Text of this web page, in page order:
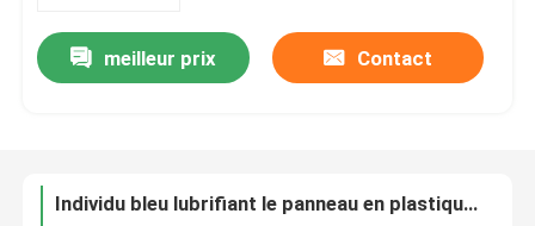
Au sujet de nous
meilleur prix Contact
48X96 avance la doublure de caisse petit à petit matérielle non collante de la décharge UHMWPE de camion de plastique polyéthylène